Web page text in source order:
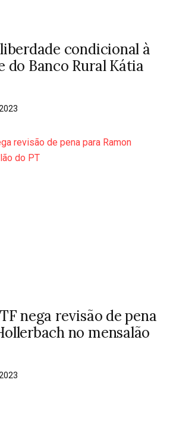
condicional à
do Banco Rural Kátia
nega revisão de pena
no mensalão